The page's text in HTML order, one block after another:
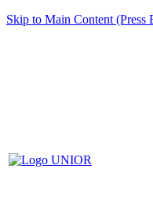
Skip to Main Content (Press